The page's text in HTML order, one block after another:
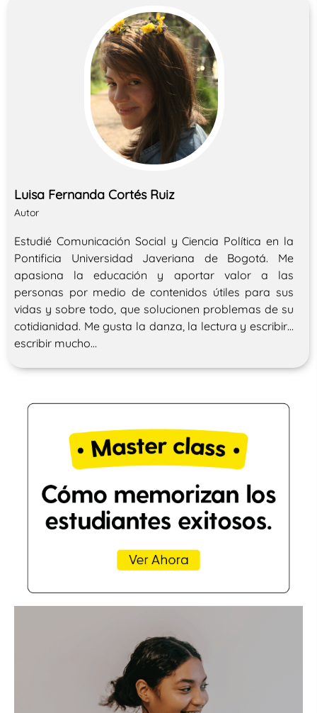
Luisa Fernanda Cortés Ruiz
Autor
Estudié Comunicación Social y Ciencia Política en la
Pontificia Universidad Javeriana de Bogotá. Me
apasiona la educación y aportar valor a las
personas por medio de contenidos útiles para sus
vidas y sobre todo, que solucionen problemas de su
cotidianidad. Me gusta la danza, la lectura y escribir…
escribir mucho…